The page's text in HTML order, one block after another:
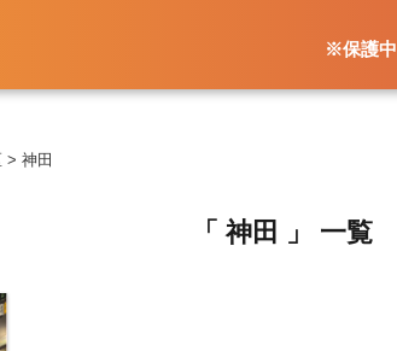
※保護中
> 神田
「 神田 」 一覧